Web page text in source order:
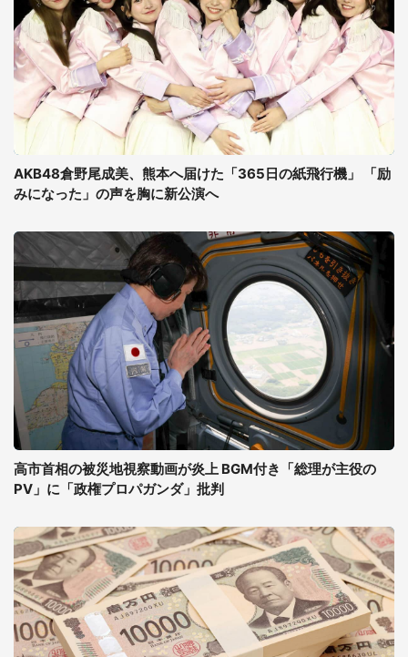
AKB48倉野尾成美、熊本へ届けた「365日の紙飛行機」 「励
みになった」の声を胸に新公演へ
高市首相の被災地視察動画が炎上 BGM付き「総理が主役の
PV」に「政権プロパガンダ」批判